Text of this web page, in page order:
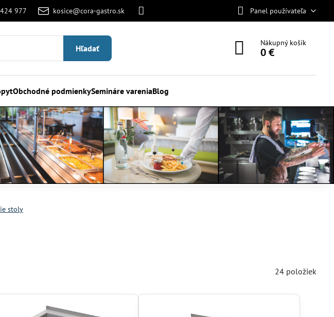
977 kosice@cora-gastro.sk Panel používateľa
Hľadať
Nákupný košík
0 €
Obchodné podmienkySemináre vareniaBlog
stoly
24 položiek